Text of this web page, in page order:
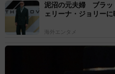
泥沼の元夫婦 ブラッ
ェリーナ・ジョリー
海外エンタメ